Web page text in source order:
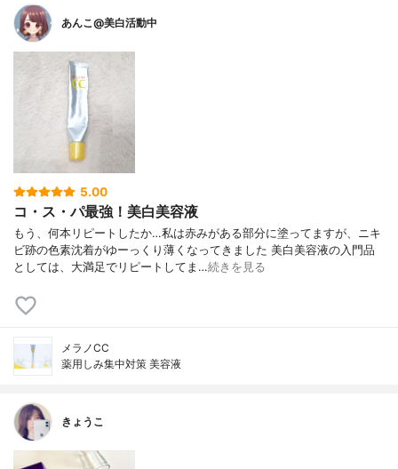
あんこ@美白活動中
5.00
コ・ス・パ最強！美白美容液
もう、何本リピートしたか…私は赤みがある部分に塗ってますが、ニキ
ビ跡の色素沈着がゆーっくり薄くなってきました 美白美容液の入門品
としては、大満足でリピートしてま…続きを見る
メラノCC
薬用しみ集中対策 美容液
きょうこ